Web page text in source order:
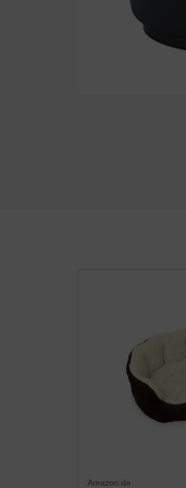
Amazon.de